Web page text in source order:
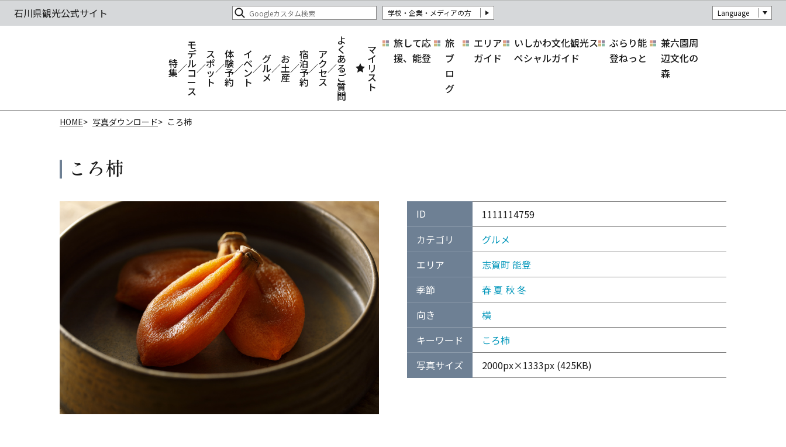
学校・企業・メディアの方 Language
特
集
モ
デ
ル
コ
ー
ス
ス
ポ
ッ
ト
体
験
予
約
イ
ベ
ン
ト
グ
ル
メ
お
土
産
宿
泊
予
約
ア
ク
セ
ス
よ
く
あ
る
ご
質
問
マ
イ
リ
ス
ト
旅して応
援、能登
旅
ブ
ロ
グ
エリア
ガイド
いしかわ文化観光ス
ペシャルガイド
ぶらり能
登ねっと
兼六園周
辺文化の
森
HOME 写真ダウンロード ころ柿
ころ柿
ID
1111114759
カテゴリ
グルメ
エリア
志賀町能登
季節
春 夏 秋冬
向き
横
キーワード
ころ柿
写真サイズ
2000px×1333px (425KB)